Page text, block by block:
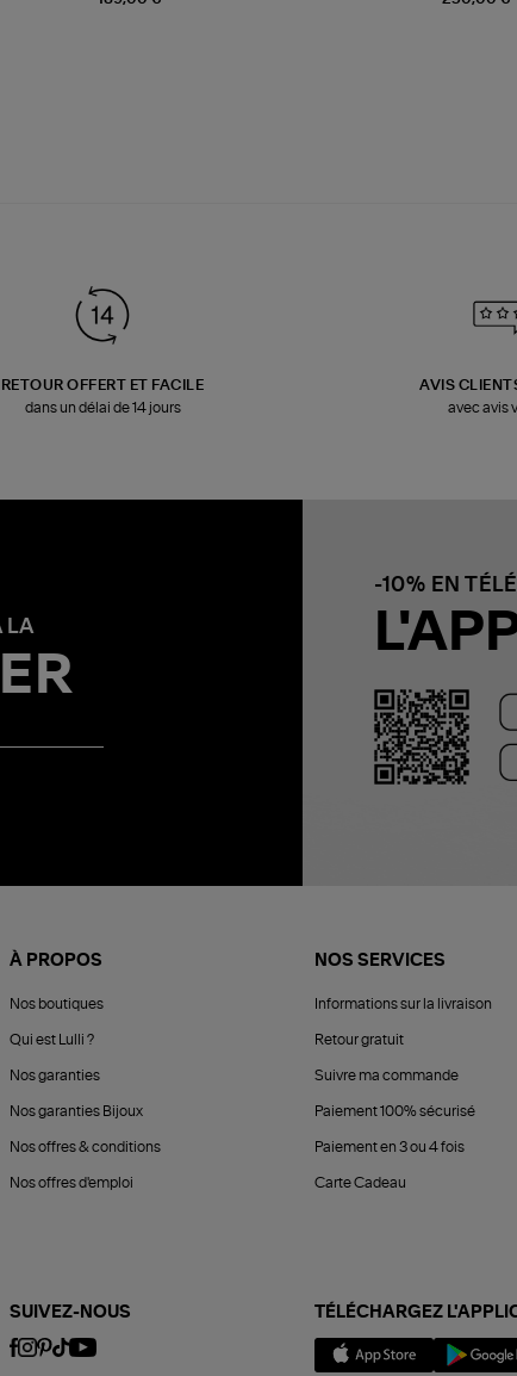
RETOUR OFFERT ET FACILE
dans un délai de 14 jours
AVIS
avec avis
LA
-10% EN
À PROPOS
Nos boutiques
Qui est Lulli ?
Nos garanties
Nos garanties Bijoux
Nos offres & conditions
Nos offres d'emploi
NOS SERVICES
Informations sur la livraison
Retour gratuit
Suivre ma commande
Paiement 100% sécurisé
Paiement en 3 ou 4 fois
Carte Cadeau
SUIVEZ-NOUS TÉLÉCHARGEZ